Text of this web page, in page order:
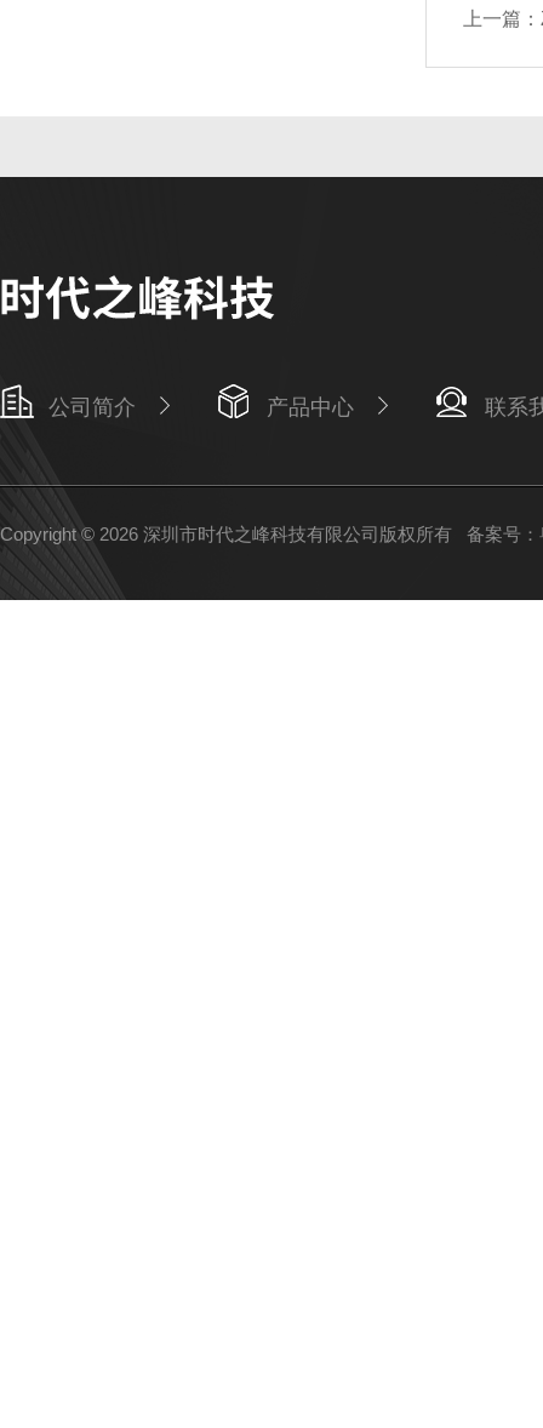
上一篇：
公司简介 产品中心 联系
Copyright © 2026 深圳市时代之峰科技有限公司版权所有 备案号